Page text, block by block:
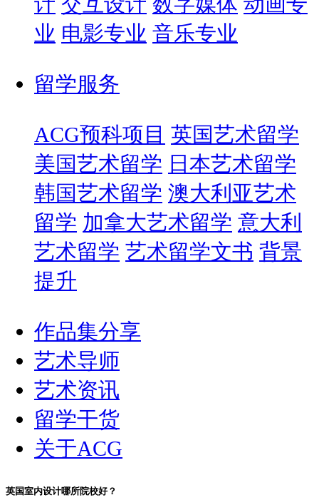
业 电影专业 音乐专业
留学服务
ACG预科项目 英国艺术留学
美国艺术留学 日本艺术留学
韩国艺术留学 澳大利亚艺术
留学 加拿大艺术留学 意大利
艺术留学 艺术留学文书 背景
提升
作品集分享
艺术导师
艺术资讯
留学干货
关于ACG
英国室内设计哪所院校好？